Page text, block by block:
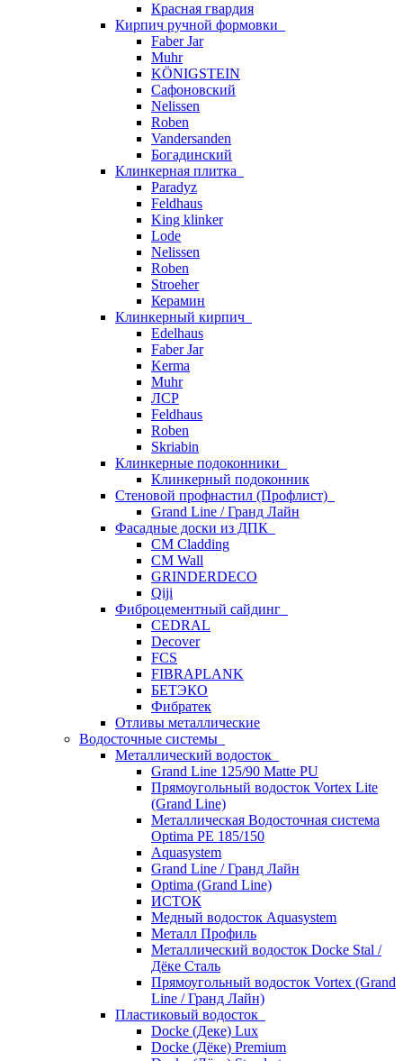
Красная гвардия
Кирпич ручной формовки
Faber Jar
Muhr
KÖNIGSTEIN
Сафоновский
Nelissen
Roben
Vandersanden
Богадинский
Клинкерная плитка
Paradyz
Feldhaus
King klinker
Lode
Nelissen
Roben
Stroeher
Керамин
Клинкерный кирпич
Edelhaus
Faber Jar
Kerma
Muhr
ЛСР
Feldhaus
Roben
Skriabin
Клинкерные подоконники
Клинкерный подоконник
Стеновой профнастил (Профлист)
Grand Line / Гранд Лайн
Фасадные доски из ДПК
CM Cladding
CM Wall
GRINDERDECO
Qiji
Фиброцементный сайдинг
CEDRAL
Decover
FCS
FIBRAPLANK
БЕТЭКО
Фибратек
Отливы металлические
Водосточные системы
Металлический водосток
Grand Line 125/90 Matte PU
Прямоугольный водосток Vortex Lite
(Grand Line)
Металлическая Водосточная система
Optima PE 185/150
Aquasystem
Grand Line / Гранд Лайн
Optima (Grand Line)
ИСТОК
Медный водосток Aquasystem
Металл Профиль
Металлический водосток Docke Stal /
Дёке Сталь
Прямоугольный водосток Vortex (Grand
Line / Гранд Лайн)
Пластиковый водосток
Docke (Деке) Lux
Docke (Дёке) Premium